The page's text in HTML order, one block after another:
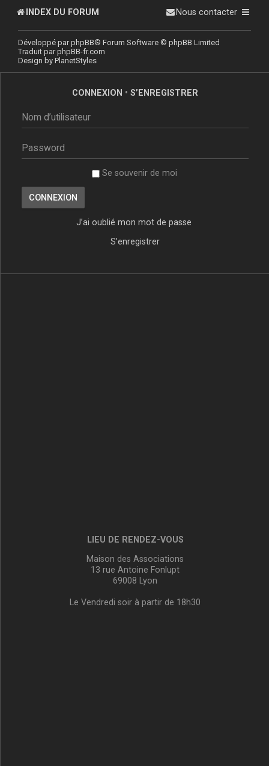
INDEX DU FORUM Nous contacter
Développé parphpBB® Forum Software © phpBB Limited
Traduit parphpBB-fr.com
Design by PlanetStyles
CONNEXION • S’ENREGISTRER
Se souvenir de moi
J’ai oublié mon mot de passe
S’enregistrer
LIEU DE RENDEZ-VOUS
Maison des Associations
13 rue Antoine Fonlupt
69008 Lyon
Le Vendredi soir à partir de 18h30